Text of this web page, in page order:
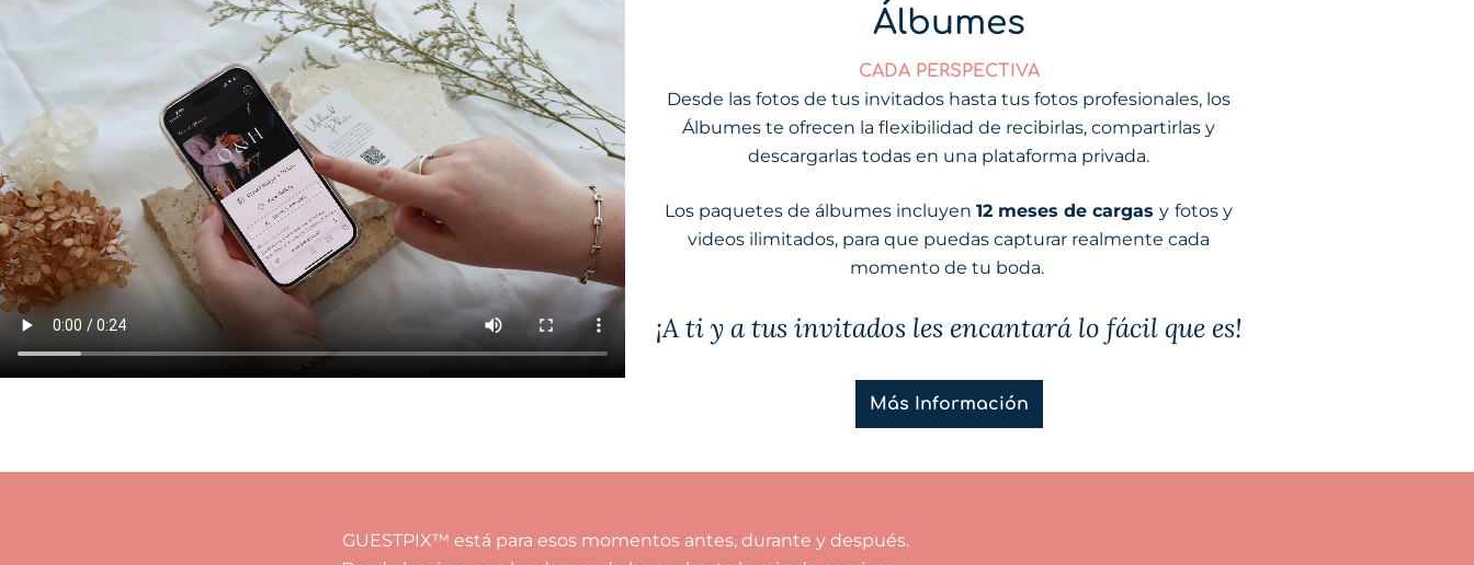
Álbumes
CADA PERSPECTIVA
Desde las fotos de tus invitados hasta tus fotos profesionales, los
Álbumes te ofrecen la flexibilidad de recibirlas, compartirlas y
descargarlas todas en una plataforma privada.
Los paquetes de álbumes incluyen 12 meses de cargas y fotos y
videos ilimitados, para que puedas capturar realmente cada
momento de tu boda.
¡A ti y a tus invitados les encantará lo fácil que es!
Más Información
GUESTPIX™ está para esos momentos antes, durante y después.